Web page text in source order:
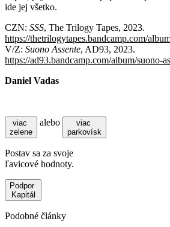
ide jej všetko.
CZN: SSS, The Trilogy Tapes, 2023.
https://thetrilogytapes.bandcamp.com/
V/Z: Suono Assente, AD93, 2023.
https://ad93.bandcamp.com/album/suono-
Daniel Vadas
viac
zelene
alebo
viac
parkovísk
Postav sa za svoje
ľavicové hodnoty.
Podpor
Kapitál
Podobné články